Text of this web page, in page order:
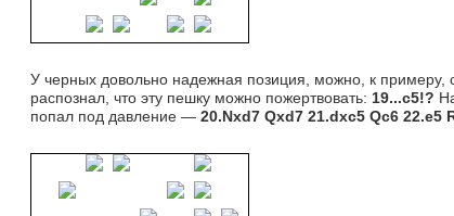
У черных довольно надежная позиция, можно, к
распознал, что эту пешку можно пожертвовать: 19...c5!?
попал под давление — 20.Nxd7 Qxd7 21.dxc5 Qc6 22.e5